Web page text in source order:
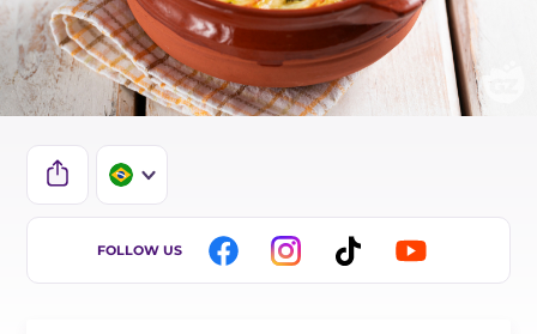
IT
FOLLOW US